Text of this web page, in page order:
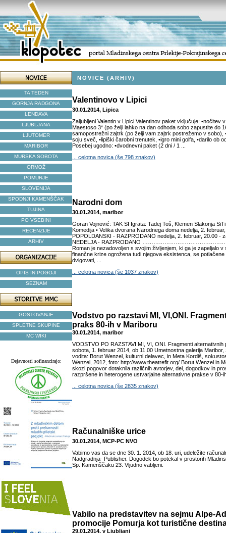
TA TEDEN
GORNJA RADGONA
LENDAVA
LJUBLJANA
LJUTOMER
MARIBOR
MURSKA SOBOTA
ORMOŽ
POMURJE
SLOVENIJA
SPODNJI KAMENŠČAK
TUJINA
PO VSEBINI
RECENZIJE
ARHIV
OPIS IN POGOJI
SEZNAM
GOSTOVANJE
SPLETNE SKUPINE
MC WIKI
Dejavnosti sofinancirajo:
NOVICE (ARHIV)
Valentinovo v Lipici
30.01.2014, Lipica
Zaljubljeni Valentin v Lipici Valentinov paket vključuje: •nočitev
Maestoso 3* (po želji lahko na dan odhoda sobo zapustite do
samopostrežni zajtrk (po želji vam zajtrk postrežemo v sobo),
soju sveč, •lipiški čarobni trenutek, •igro mini golfa, •darilo ob
Posebej ugodno: •dvodnevni paket (2 dni / 1 ...
... celotna novica (še 798 znakov)
Narodni dom
30.01.2014, maribor
Goran Vojnović: TAK SI Igrata: Tadej Toš, Klemen Slakonja
Komedija • Velika dvorana Narodnega doma nedelja, 2.
POPOLDANSKI - RAZPRODANO nedelja, 2. februar, 20.00 -
NEDELJA - RAZPRODANO
Roman je nezadovoljen s svojim življenjem, ki ga je zapeljalo v
finančne krize ogrožena tudi njegova eksistenca, se
dvigovati, ...
... celotna novica (še 1037 znakov)
Vodstvo po razstavi MI, VI,ONI.
praks 80-ih v Mariboru
30.01.2014, maribor
VODSTVO PO RAZSTAVI MI, VI, ONI. Fragmenti
sobota, 1. februar 2014, ob 11.00 Umetnostna galerija
vodita: Borut Wenzel, kulturni delavec, in Meta Kordiš,
Wenzel, 2012, foto: http://www.theatrefit.org/ Borut Wenzel in
skozi pogovor dotaknila različnih avtorjev, del, dogodkov in
razpršene in heterogene ustvarjalne alternativne prakse v 80-
... celotna novica (še 2835 znakov)
Računalniške urice
30.01.2014, MCP-PC NVO
Vabimo vas da se dne 30. 1. 2014, ob 18. uri, udeležite
Nadgradnja- Publisher. Dogodek bo potekal v prostorih
Sp. Kamenščaku 23. Vljudno vabljeni.
Vabilo na predstavitev na sejmu Alpe-
promocije Pomurja kot turistične
29.01.2014, v Ljubljani